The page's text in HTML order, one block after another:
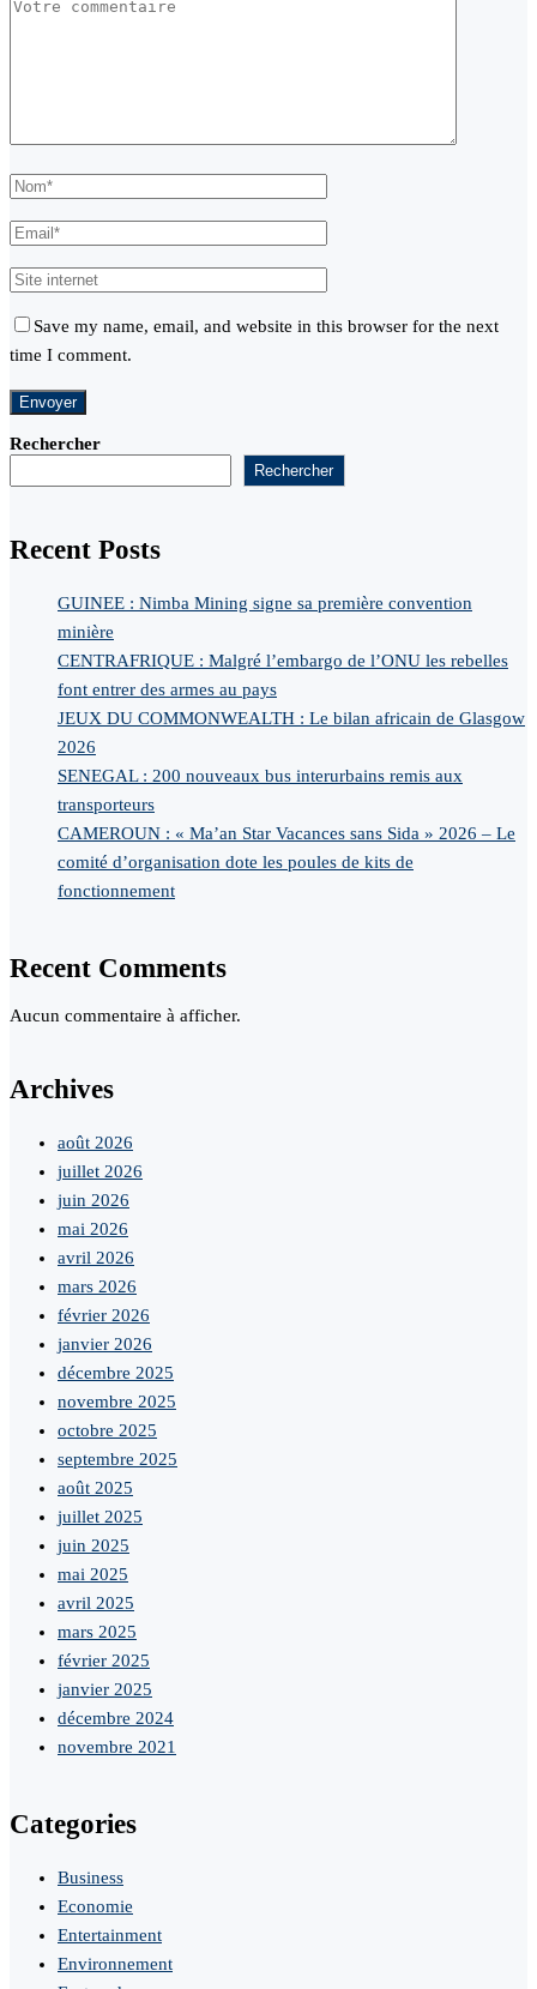
Save my name, email, and website in this browser for the next
time I comment.
Rechercher
Rechercher
Recent Posts
GUINEE : Nimba Mining signe sa première convention
minière
CENTRAFRIQUE : Malgré l’embargo de l’ONU les rebelles
font entrer des armes au pays
JEUX DU COMMONWEALTH : Le bilan africain de Glasgow
2026
SENEGAL : 200 nouveaux bus interurbains remis aux
transporteurs
CAMEROUN : « Ma’an Star Vacances sans Sida » 2026 – Le
comité d’organisation dote les poules de kits de
fonctionnement
Recent Comments
Aucun commentaire à afficher.
Archives
août 2026
juillet 2026
juin 2026
mai 2026
avril 2026
mars 2026
février 2026
janvier 2026
décembre 2025
novembre 2025
octobre 2025
septembre 2025
août 2025
juillet 2025
juin 2025
mai 2025
avril 2025
mars 2025
février 2025
janvier 2025
décembre 2024
novembre 2021
Categories
Business
Economie
Entertainment
Environnement